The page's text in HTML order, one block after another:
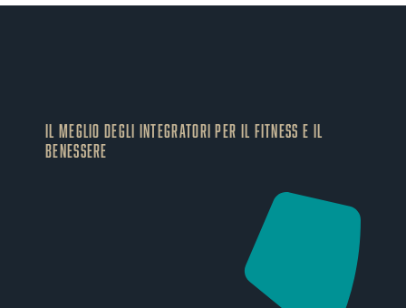
IL MEGLIO DEGLI Integratori PER IL FITNESS E IL
BENESSERE